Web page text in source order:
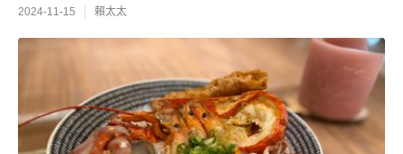
2024-11-15 賴太太